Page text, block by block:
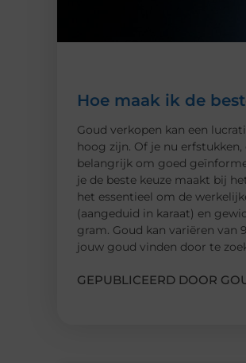
Hoe maak ik de
Goud verkopen kan een
hoog zijn. Of je nu
belangrijk om goed
je de beste keuze maakt bij
het essentieel om de
(aangeduid in karaat) en
gram. Goud kan variëren van
jouw goud vinden door te
GEPUBLICEERD DOOR